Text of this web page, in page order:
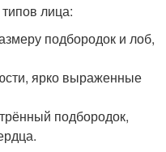
лица:
подбородок и лоб,
ярко выраженные
подбородок,